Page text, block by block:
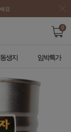
요
0
생지 임박특가